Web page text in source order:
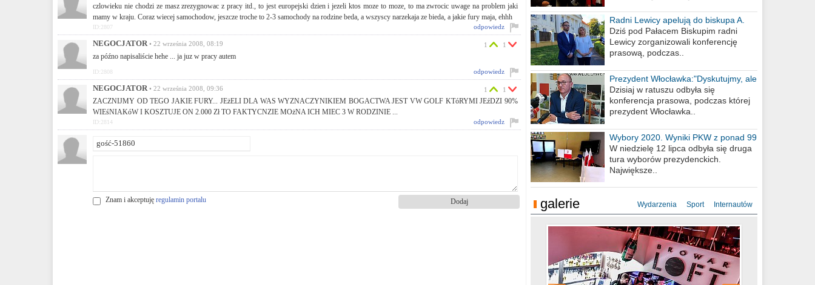
czlowieku nie chodzi ze masz zrezygnowac z pracy itd., to jest europejski dzien i jezeli ktos moze to moze, to ma zwrocic uwage na problem jaki
mamy w kraju. Coraz wiecej samochodow, jeszcze troche to 2-3 samochody na rodzine beda, a wszyscy narzekaja ze bieda, a jakie fury maja, ehhh
odpowiedz
ID:2807
NEGOCJATOR • 22 września 2008, 08:19
za późno napisaliście hehe ... ja juz w pracy autem
1 1
odpowiedz
ID:2808
NEGOCJATOR • 22 września 2008, 09:36
ZACZNIJMY OD TEGO JAKIE FURY... JEżELI DLA WAS WYZNACZYNIKIEM BOGACTWA JEST VW GOLF KTóRYMI JEźDZI 90%
WIEśNIAKóW I KOSZTUJE ON 2.000 Zł TO FAKTYCNZIE MOżNA ICH MIEC 3 W RODZINIE ...
1 1
odpowiedz
ID:2814
Znam i akceptuję regulamin portalu
Radni Lewicy apelują do biskupa A.
Wiesława Meringa
Dziś pod Pałacem Biskupim radni
Lewicy zorganizowali konferencję
prasową, podczas..
Prezydent Włocławka:"Dyskutujmy, ale
nie obrażajmy się”
Dzisiaj w ratuszu odbyła się
konferencja prasowa, podczas której
prezydent Włocławka..
Wybory 2020. Wyniki PKW z ponad 99
procent obwodów
W niedzielę 12 lipca odbyła się druga
tura wyborów prezydenckich.
Największe..
galerie Wydarzenia Sport Internautów
Sylwester Hotel Młyn 31.12.2018
Sylwester Miejski 31.12.2018
Sylwester Loft 31.12.2018